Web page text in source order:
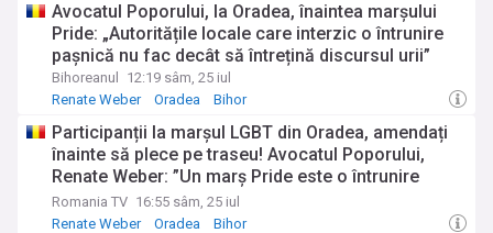
Avocatul Poporului, la Oradea, înaintea marșului
Pride: „Autoritățile locale care interzic o întrunire
pașnică nu fac decât să întrețină discursul urii”
Bihoreanul
12:19 sâm, 25 iul
Renate Weber
Oradea Bihor
Participanții la marșul LGBT din Oradea, amendați
înainte să plece pe traseu! Avocatul Poporului,
Renate Weber: ”Un marș Pride este o întrunire
pașnică”
Romania TV 16:55 sâm, 25 iul
Renate Weber
Oradea Bihor